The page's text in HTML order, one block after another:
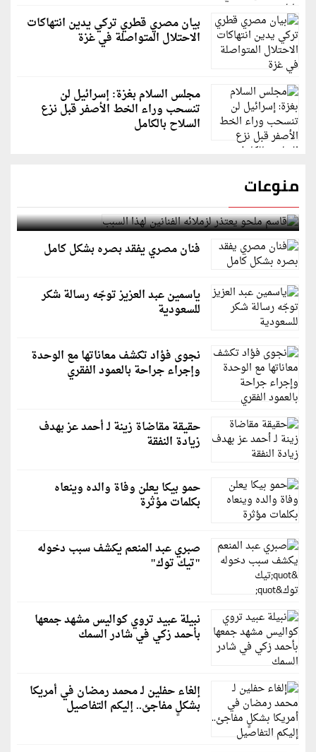
بيان مصري قطري تركي يدين انتهاكات
الاحتلال المتواصلة في غزة
مجلس السلام بغزة: إسرائيل لن
تنسحب وراء الخط الأصفر قبل نزع
السلاح بالكامل
منوعات
قاسم ملحو يعتذر لزملائه الفنانين لهذا السبب
فنان مصري يفقد بصره بشكل كامل
ياسمين عبد العزيز توجّه رسالة شكر
للسعودية
نجوى فؤاد تكشف معاناتها مع الوحدة
وإجراء جراحة بالعمود الفقري
حقيقة مقاضاة زينة لـ أحمد عز بهدف
زيادة النفقة
حمو بيكا يعلن وفاة والده وينعاه
بكلمات مؤثرة
صبري عبد المنعم يكشف سبب دخوله
"تيك توك"
نبيلة عبيد تروي كواليس مشهد جمعها
بأحمد زكي في شادر السمك
إلغاء حفلين لـ محمد رمضان في أمريكا
بشكلٍ مفاجئ.. إليكم التفاصيل